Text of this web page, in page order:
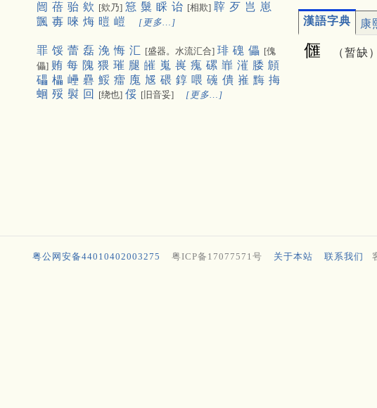
闿 蓓 骀 欸 [欸乃] 䈚 䰂 睬 诒 [相欺] 䏁 歹 岂 崽
颽 毐 唻 烸 暟 嵦 [更多…]
罪 馁 蕾 磊 浼 悔 汇 [盛器。水流汇合] 琲 磈 儡 [傀
儡] 贿 每 隗 猥 璀 腿 皠 嵬 嵔 瘣 磥 㠑 漼 腇 頠
礧 櫑 㠥 礨 鮾 癗 廆 㞂 碨 錞 喂 䃬 僓 嶊 黣 挴
蛔 㱣 褽 回 [绕也] 俀 [旧音妥] [更多…]
漢語字典 康
㒑 （暂缺）
粤公网安备44010402003275 粤ICP备17077571号 关于本站 联系我们